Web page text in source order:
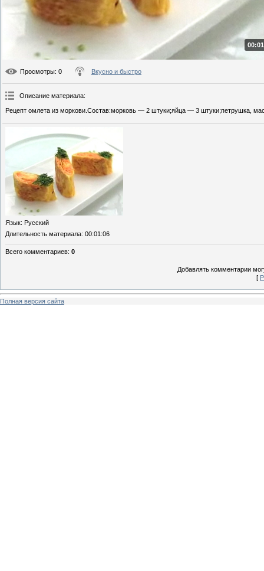
Просмотры: 0 Вкусно и быстро
Описание материала:
Рецепт омлета из моркови.Состав:морковь — 2 штуки;яйца — 3 штуки;петрушка,
Язык: Русский
Длительность материала: 00:01:06
Всего комментариев: 0
Добавлять комментарии
[
Полная версия сайта